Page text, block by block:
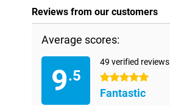
Reviews from our customers
Average scores:
9.5
49 verified reviews
5 stars
Fantastic